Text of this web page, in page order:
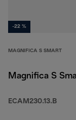
-22 %
MAGNIFICA S SMART
Magnifica S
ECAM230.13.B